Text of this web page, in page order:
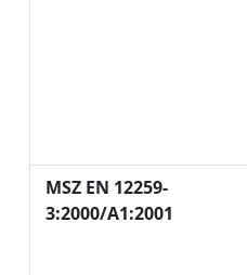
MSZ EN 12259-
3:2000/A1:2001